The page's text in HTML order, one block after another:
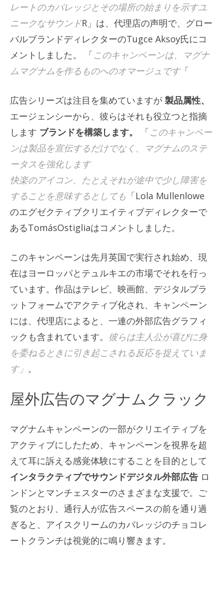
レートのカバレッジとその場所の始まりを示すユ
ニークなサウンドR」は、代理店の声明で、グロー
バルブランドディレクターのTugce Aksoy氏にコ
メントしました。 「このキャンペーンは、マグナ
ムマグナムを作るものへのオマージュです「
広告シリーズは注目を集めていますが 製品属性、
エージェンシーから、彼らはそれも役立つと指摘
します ブランドを構築します。 「このキャンペー
ンは製品を宣伝するだけでなく、マグナムのステ
ータスを強化します
快楽のアイコン、たとえそれが途中で少し障害を
することを意味するとしても 「Lola Mullenlowe
のエグゼクティブクリエイティブディレクターで
あるTomásOstigliaはコメントしました。
このキャンペーンは先月英国で実行され始め、現
在はヨーロッパとテュルキエの市場でそれを行っ
ています。作品はテレビ、映画館、デジタルプラ
ットフォームでアクティブ化され、キャンペーン
には、代理店によると、一連の外部広告グラフィ
ックも含まれています。 彼らは主人公が喜びに身
を委ねるときに引き起こされる反応を捉えていま
す」 。
屋外広告のマグナムクラック
マグナムキャンペーンの一部がクリエイティブを
アクティブにしたため、キャンペーンを視界を超
えて耳に訴える感覚体験にすることを目的として
インタラクティブでサウンドデジタル外部広告 ロ
ンドンとマンチェスターのさまざまな支援で。ご
覧のとおり、通行人が広告スペースの前を通り過
ぎると、アイスクリームのカバレッジのチョコレ
ートクランチは視覚的に鳴り響きます。